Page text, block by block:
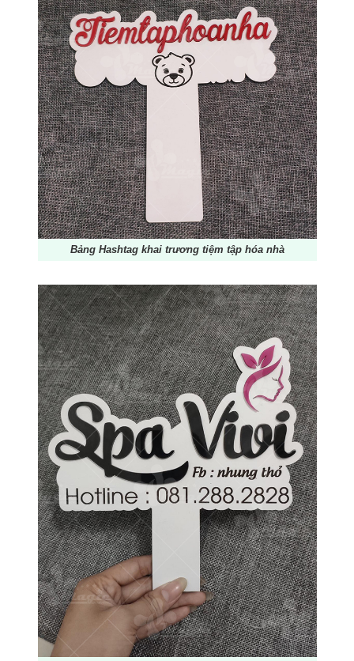
Bảng Hashtag khai trương tiệm tập hóa nhà